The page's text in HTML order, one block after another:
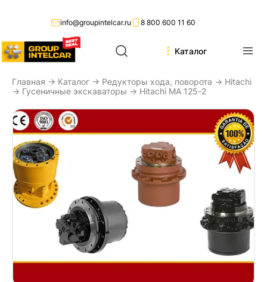
8 800 600 11 60
info@groupintelcar.ru
Каталог
Главная → Каталог → Редукторы хода, поворота → Hitachi
→ Гусеничные экскаваторы → Hitachi MA 125-2